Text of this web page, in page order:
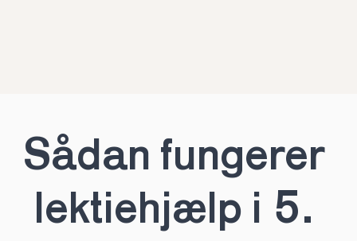
Sådan fungerer
lektiehjælp i 5.